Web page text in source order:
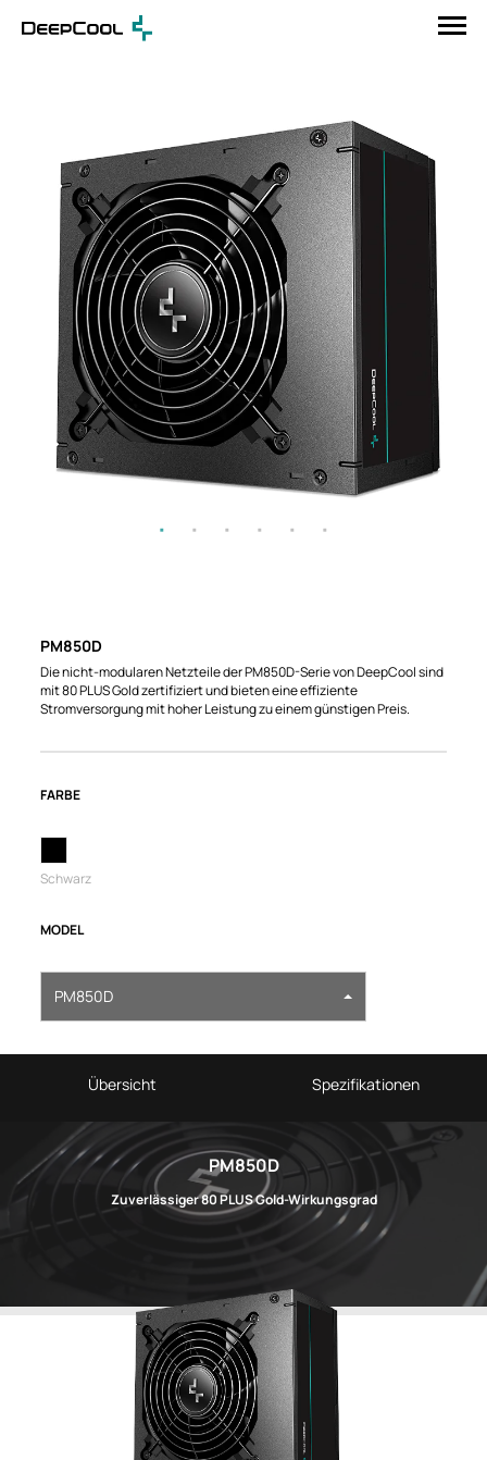
PM850D
Die nicht-modularen Netzteile der PM850D-Serie von DeepCool sind
mit 80 PLUS Gold zertifiziert und bieten eine effiziente
Stromversorgung mit hoher Leistung zu einem günstigen Preis.
FARBE
Schwarz
MODEL
PM850D
Übersicht Spezifikationen
PM850D
Zuverlässiger 80 PLUS Gold-Wirkungsgrad